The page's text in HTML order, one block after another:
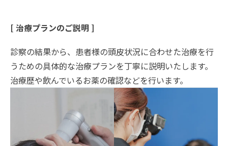
[ 治療プランのご説明 ]
診察の結果から、患者様の頭皮状況に合わせた治療を行
うための具体的な治療プランを丁寧に説明いたします。
治療歴や飲んでいるお薬の確認などを行います。